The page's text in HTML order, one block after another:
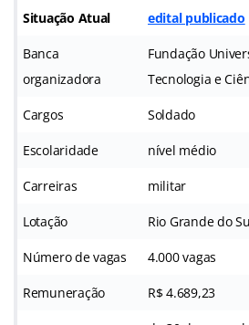
Situação Atual edital publicado
Banca
organizadora
Fundação
Tecnologia e
Cargos Soldado
Escolaridade nível médio
Carreiras militar
Lotação Rio Grande do
Número de vagas 4.000 vagas
Remuneração R$ 4.689,23